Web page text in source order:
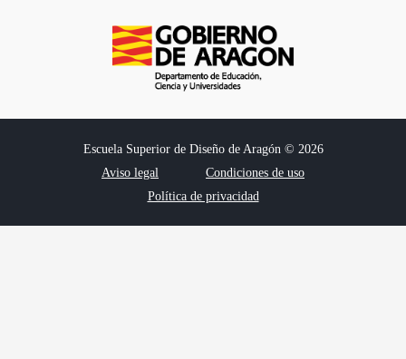
Escuela Superior de Diseño de Aragón © 2026
Aviso legal
Condiciones de uso
Política de privacidad